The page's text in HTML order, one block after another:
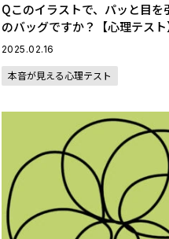
Qこのイラストで、パッと目を
のバッグですか？【心理テス
幸せを呼び込むラッキーパーソ
2025.02.16
本音が見える心理テスト